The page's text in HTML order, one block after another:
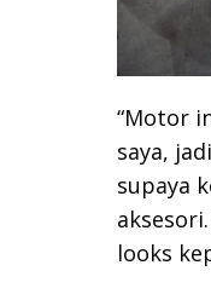
“Motor
saya,
supaya
looks